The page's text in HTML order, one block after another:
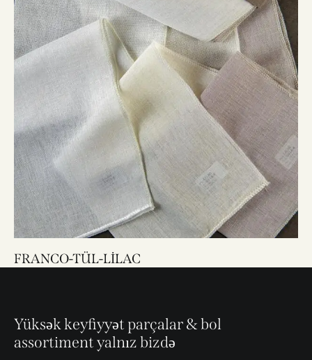
FRANCO-TÜL-LİLAC
Yüksək keyfiyyət parçalar & bol
assortiment yalnız bizdə